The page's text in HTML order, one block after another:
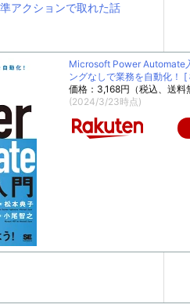
アクションで取れた話
Microsoft Power Automate
ングなしで業務を自動化！ [
価格：3,168円（税込、送料
(2024/3/23時点)